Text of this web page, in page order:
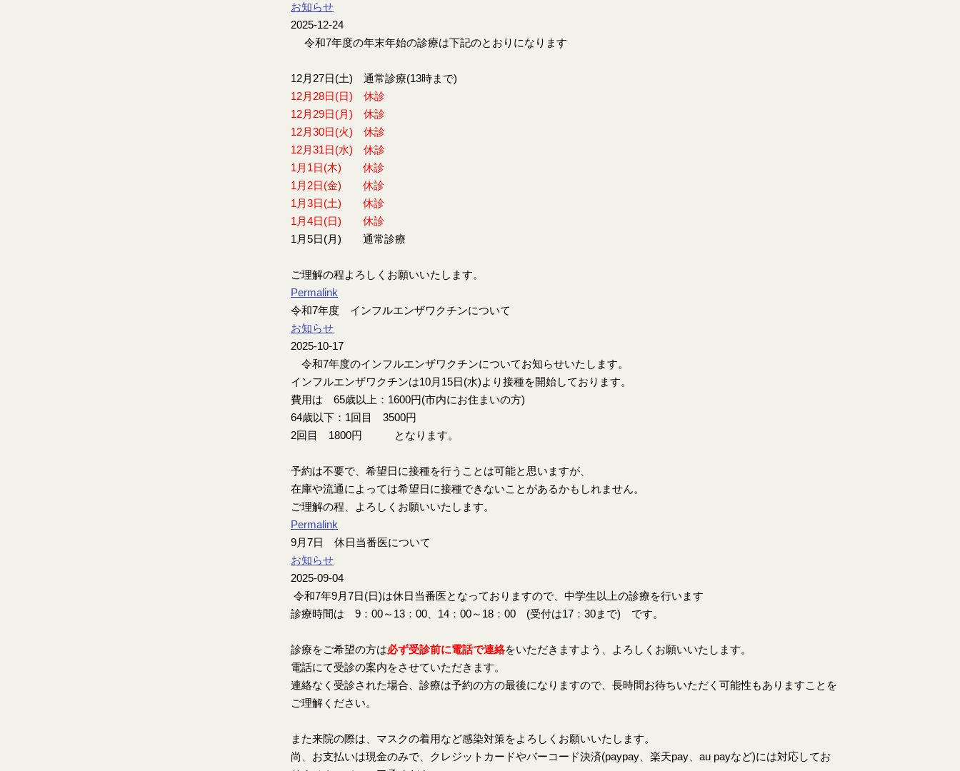
お知らせ
2025-12-24
令和7年度の年末年始の診療は下記のとおりになります
12月27日(土) 通常診療(13時まで)
12月28日(日) 休診
12月29日(月) 休診
12月30日(火) 休診
12月31日(水) 休診
1月1日(木) 休診
1月2日(金) 休診
1月3日(土) 休診
1月4日(日) 休診
1月5日(月) 通常診療
ご理解の程よろしくお願いいたします。
Permalink
令和7年度 インフルエンザワクチンについて
お知らせ
2025-10-17
令和7年度のインフルエンザワクチンについてお知らせいたします。
インフルエンザワクチンは10月15日(水)より接種を開始しております。
費用は 65歳以上：1600円(市内にお住まいの方)
64歳以下：1回目 3500円
2回目 1800円 となります。
予約は不要で、希望日に接種を行うことは可能と思いますが、
在庫や流通によっては希望日に接種できないことがあるかもしれません。
ご理解の程、よろしくお願いいたします。
Permalink
9月7日 休日当番医について
お知らせ
2025-09-04
令和7年9月7日(日)は休日当番医となっておりますので、中学生以上の診療を行います
診療時間は 9：00～13：00、14：00～18：00 (受付は17：30まで) です。
診療をご希望の方は必ず受診前に電話で連絡をいただきますよう、よろしくお願いいたします。
電話にて受診の案内をさせていただきます。
連絡なく受診された場合、診療は予約の方の最後になりますので、長時間お待ちいただく可能性もありますことを
ご理解ください。
また来院の際は、マスクの着用など感染対策をよろしくお願いいたします。
尚、お支払いは現金のみで、クレジットカードやバーコード決済(paypay、楽天pay、au payなど)には対応してお